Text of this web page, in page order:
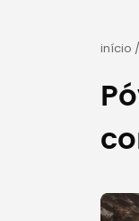
início /